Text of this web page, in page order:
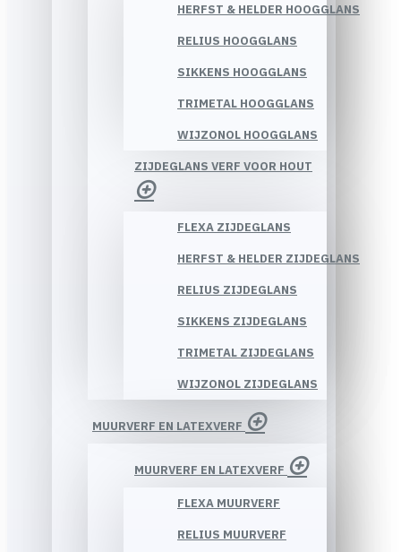
HERFST & HELDER HOOGGLANS
RELIUS HOOGGLANS
SIKKENS HOOGGLANS
TRIMETAL HOOGGLANS
WIJZONOL HOOGGLANS
ZIJDEGLANS VERF VOOR HOUT
FLEXA ZIJDEGLANS
HERFST & HELDER ZIJDEGLANS
RELIUS ZIJDEGLANS
SIKKENS ZIJDEGLANS
TRIMETAL ZIJDEGLANS
WIJZONOL ZIJDEGLANS
MUURVERF EN LATEXVERF
MUURVERF EN LATEXVERF
FLEXA MUURVERF
RELIUS MUURVERF